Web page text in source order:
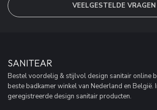
VEELGESTELDE VRAGEN
SANITEAR
Bestel voordelig & stijlvol design sanitair online
beste badkamer winkel van Nederland en België.
geregistreerde design sanitair producten.